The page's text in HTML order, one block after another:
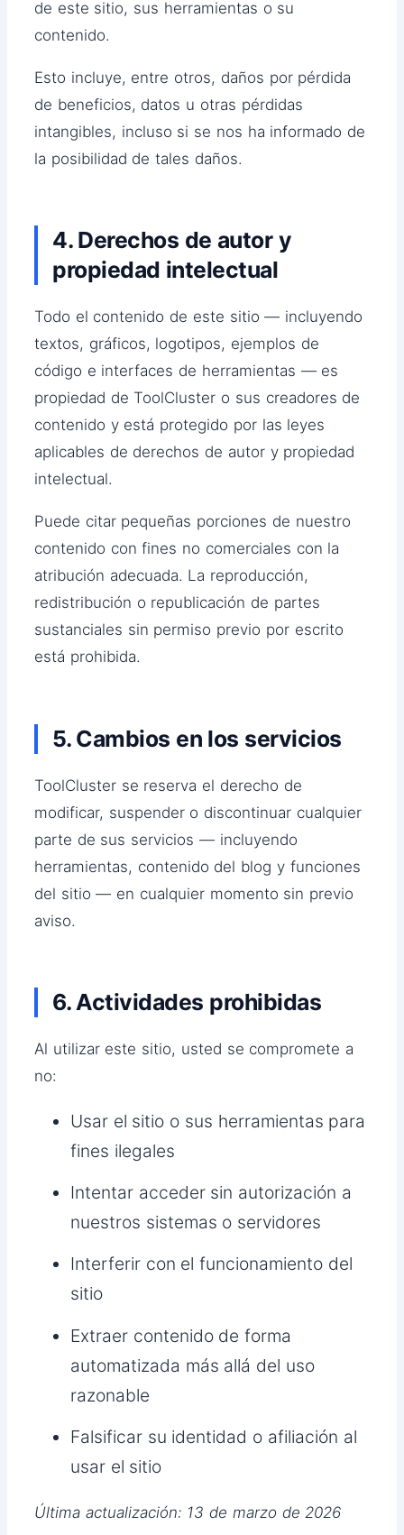
de este sitio, sus herramientas o su
contenido.
Esto incluye, entre otros, daños por pérdida
de beneficios, datos u otras pérdidas
intangibles, incluso si se nos ha informado de
la posibilidad de tales daños.
4. Derechos de autor y
propiedad intelectual
Todo el contenido de este sitio — incluyendo
textos, gráficos, logotipos, ejemplos de
código e interfaces de herramientas — es
propiedad de ToolCluster o sus creadores de
contenido y está protegido por las leyes
aplicables de derechos de autor y propiedad
intelectual.
Puede citar pequeñas porciones de nuestro
contenido con fines no comerciales con la
atribución adecuada. La reproducción,
redistribución o republicación de partes
sustanciales sin permiso previo por escrito
está prohibida.
5. Cambios en los servicios
ToolCluster se reserva el derecho de
modificar, suspender o discontinuar cualquier
parte de sus servicios — incluyendo
herramientas, contenido del blog y funciones
del sitio — en cualquier momento sin previo
aviso.
6. Actividades prohibidas
Al utilizar este sitio, usted se compromete a
no:
Usar el sitio o sus herramientas para
fines ilegales
Intentar acceder sin autorización a
nuestros sistemas o servidores
Interferir con el funcionamiento del
sitio
Extraer contenido de forma
automatizada más allá del uso
razonable
Falsificar su identidad o afiliación al
usar el sitio
Última actualización: 13 de marzo de 2026